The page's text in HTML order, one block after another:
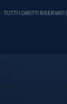
I DIRITTI RISERVATI |